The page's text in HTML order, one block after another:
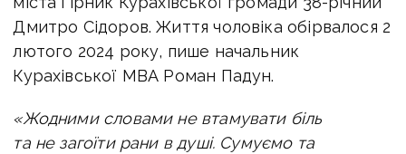
Дмитро Сідоров. Життя чоловіка обірвалося 2
лютого 2024 року, пише начальник
Курахівської МВА Роман Падун.
«Жодними словами не втамувати біль
та не загоїти рани в душі. Сумуємо та